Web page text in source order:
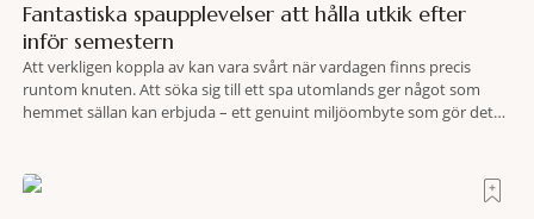
Fantastiska spaupplevelser att hålla utkik efter
inför semestern
Att verkligen koppla av kan vara svårt när vardagen finns precis
runtom knuten. Att söka sig till ett spa utomlands ger något som
hemmet sällan kan erbjuda – ett genuint miljöombyte som gör det